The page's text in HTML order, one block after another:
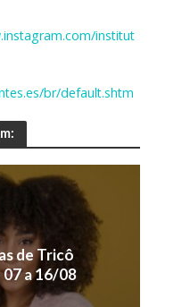
institut
br/default.shtm
de Tricô
07 a 16/08